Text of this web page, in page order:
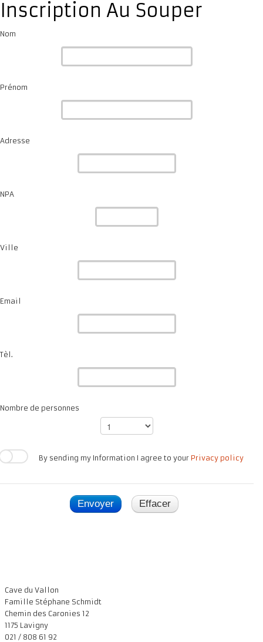
Inscription Au Souper
Nom
Prénom
Adresse
NPA
Ville
Email
Tèl.
Nombre de personnes
By sending my Information I agree to your Privacy policy
Envoyer Effacer
Cave du Vallon
Famille Stéphane Schmidt
Chemin des Caronies 12
1175 Lavigny
021 / 808 61 92